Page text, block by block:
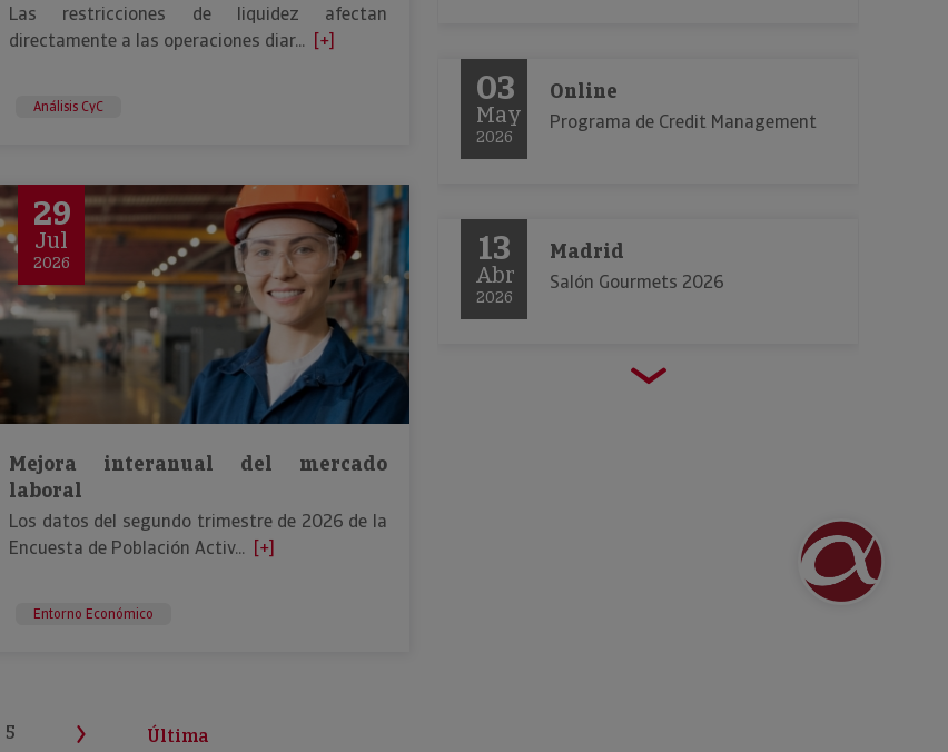
Las restricciones de liquidez afectan
directamente a las operaciones diar... [+]
Análisis CyC
29
Jul
2026
Mejora interanual del mercado
laboral
Los datos del segundo trimestre de 2026 de la
Encuesta de Población Activ... [+]
Entorno Económico
5 Última
03
May
2026
Online
Programa de Credit Management
13
Abr
2026
Madrid
Salón Gourmets 2026